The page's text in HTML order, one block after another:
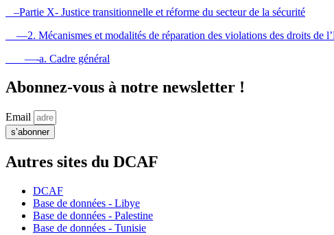
–Partie X- Justice transitionnelle et réforme du secteur de la sécurité
—2. Mécanismes et modalités de réparation des violations des droits de
—-a. Cadre général
Abonnez-vous à notre newsletter !
Email
s’abonner
Autres sites du DCAF
DCAF
Base de données - Libye
Base de données - Palestine
Base de données - Tunisie